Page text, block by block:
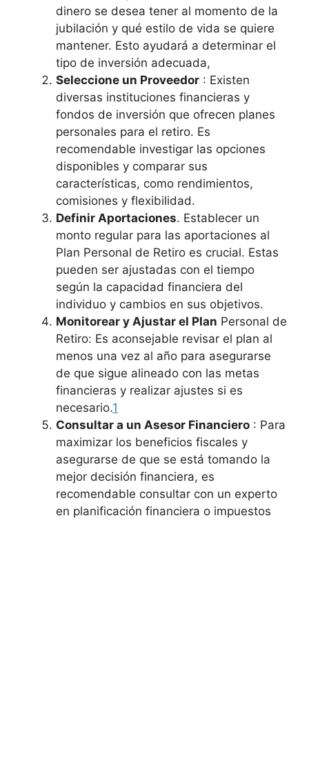
dinero se desea tener al momento de la
jubilación y qué estilo de vida se quiere
mantener. Esto ayudará a determinar el
tipo de inversión adecuada,
Seleccione un Proveedor : Existen
diversas instituciones financieras y
fondos de inversión que ofrecen planes
personales para el retiro. Es
recomendable investigar las opciones
disponibles y comparar sus
características, como rendimientos,
comisiones y flexibilidad.
Definir Aportaciones. Establecer un
monto regular para las aportaciones al
Plan Personal de Retiro es crucial. Estas
pueden ser ajustadas con el tiempo
según la capacidad financiera del
individuo y cambios en sus objetivos.
Monitorear y Ajustar el Plan Personal de
Retiro: Es aconsejable revisar el plan al
menos una vez al año para asegurarse
de que sigue alineado con las metas
financieras y realizar ajustes si es
necesario.1
Consultar a un Asesor Financiero : Para
maximizar los beneficios fiscales y
asegurarse de que se está tomando la
mejor decisión financiera, es
recomendable consultar con un experto
en planificación financiera o impuestos